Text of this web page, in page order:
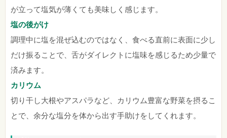
が立って塩気が薄くても美味しく感じます。
塩の後がけ
調理中に塩を混ぜ込むのではなく、食べる直前に表面に少し
だけ振ることで、舌がダイレクトに塩味を感じるため少量で
済みます。
カリウム
切り干し大根やアスパラなど、カリウム豊富な野菜を摂るこ
とで、余分な塩分を体から出す手助けをしてくれます。